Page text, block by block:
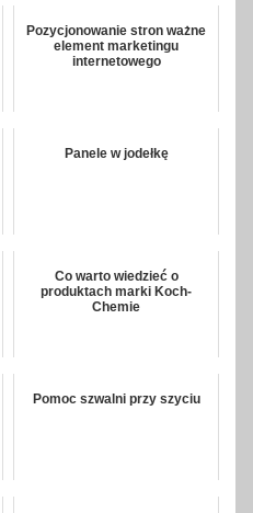
Pozycjonowanie stron ważne
element marketingu
internetowego
Panele w jodełkę
Co warto wiedzieć o
produktach marki Koch-
Chemie
Pomoc szwalni przy szyciu